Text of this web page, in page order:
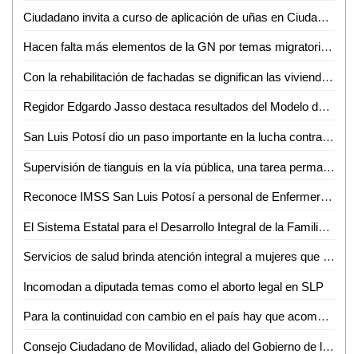
Ciudadano invita a curso de aplicación de uñas en Ciudad Valles
Hacen falta más elementos de la GN por temas migratorios en SLP: José Ramón Torres
Con la rehabilitación de fachadas se dignifican las viviendas potosinas: Alcalde Enrique Galindo
Regidor Edgardo Jasso destaca resultados del Modelo de Justicia Cívica en la Capital de SLP
San Luis Potosí dio un paso importante en la lucha contra la violencia de género: Dip. Gabriela Martínez Lárraga
Supervisión de tianguis en la vía pública, una tarea permanente del Ayuntamiento de San Luis Potosí
Reconoce IMSS San Luis Potosí a personal de Enfermería por su destacado desempeño institucional
El Sistema Estatal para el Desarrollo Integral de la Familia (DIF), lanzó los lineamientos en materia de adopción del estado de San Luis Potosí
Servicios de salud brinda atención integral a mujeres que viven violencia familiar o sexual
Incomodan a diputada temas como el aborto legal en SLP
Para la continuidad con cambio en el país hay que acompañar al presidente con unidad, lealtad y compromiso: Adán Augusto López Hernández
Consejo Ciudadano de Movilidad, aliado del Gobierno de la Capital: Consejeros